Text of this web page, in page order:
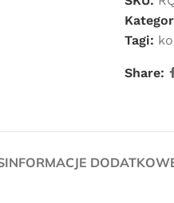
Tagi:
Share:
INFORMACJE